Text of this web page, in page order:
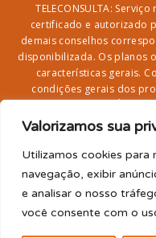
Valorizamos sua
Utilizamos cookies para
navegação, exibir
e analisar o nosso
você consente com o
TELECONSULTA:
certificado e autorizado
demais conselhos
disponibilizada. Os planos
características gerais.
condições gerais dos
serviços na rede
PESSOAIS,
RESIDENCIAL E
garantido pela
adesão/elegibilidade de